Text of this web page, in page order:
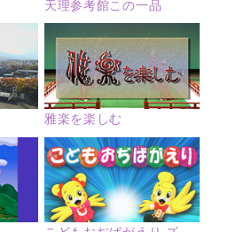
天理参考館この一品
雅楽を楽しむ